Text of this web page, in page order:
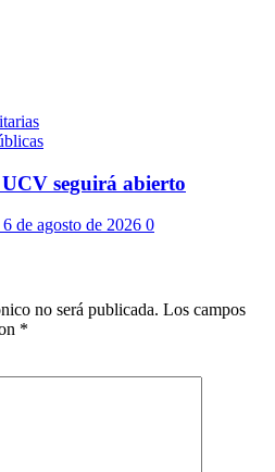
seguirá abierto
6 de agosto de 2026 0
no será publicada. Los campos
*